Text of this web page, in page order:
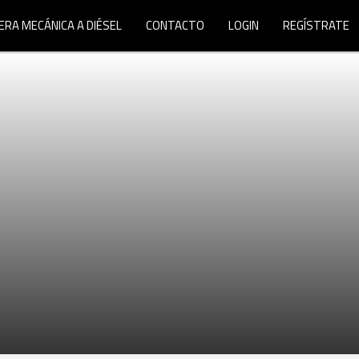
MECÁNICA A DIÉSEL CONTACTO LOGIN REGÍSTRATE